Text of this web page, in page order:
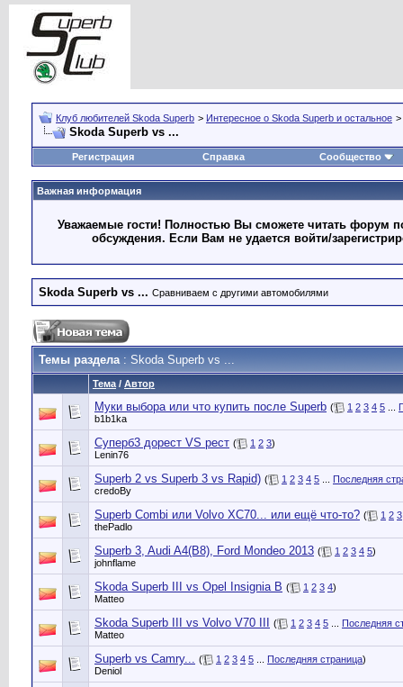
Клуб любителей Skoda Superb > Интересное о Skoda Superb и остальное >
Skoda Superb vs ...
Регистрация Справка Сообщество
Важная информация
Уважаемые гости! Полностью Вы сможете читать форум
обсуждения. Если Вам не удается войти/
Skoda Superb vs ... Сравниваем с другими автомобилями
Темы раздела: Skoda Superb vs ...
Тема / Автор
Муки выбора или что купить после Superb ( 1 2 3 4 5
b1b1ka
Суперб3 дорест VS рест ( 1 2 3)
Lenin76
Superb 2 vs Superb 3 vs Rapid) ( 1 2 3 4 5
Последняя
credoBy
Superb Combi или Volvo XC70... или ещё что-то? ( 1 2 3
thePadlo
Superb 3, Audi A4(B8), Ford Mondeo 2013 ( 1 2 3 4 5)
johnflame
Skoda Superb III vs Opel Insignia B ( 1 2 3 4)
Matteo
Skoda Superb III vs Volvo V70 III ( 1 2 3 4 5
Последняя
Matteo
Superb vs Camry... ( 1 2 3 4 5 Последняя страница)
Deniol